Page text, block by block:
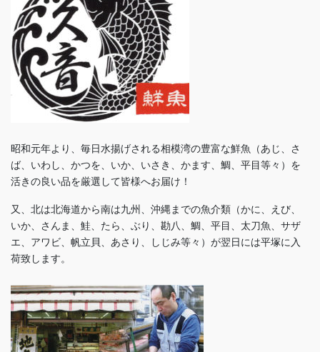
昭和元年より、毎日水揚げされる相模湾の豊富な鮮魚（あじ、さ
ば、いわし、かつを、いか、いさき、かます、鯛、平目等々）を
活きの良い品を厳選して皆様へお届け！
又、北は北海道から南は九州、沖縄までの魚介類（かに、えび、
いか、さんま、鮭、たら、ぶり、勘八、鯛、平目、太刀魚、サザ
エ、アワビ、帆立貝、あさり、しじみ等々）が翌日には平塚に入
荷致します。